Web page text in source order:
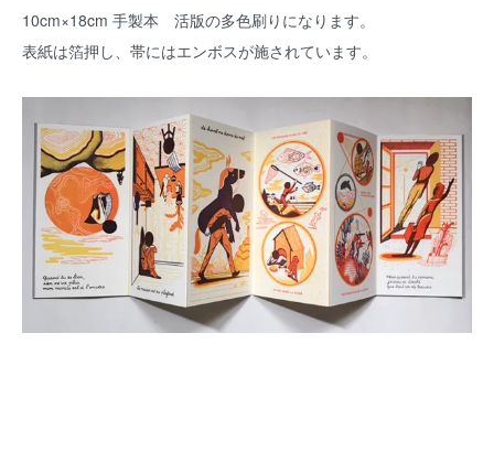
10cm×18cm 手製本 活版の多色刷りになります。
表紙は箔押し、帯にはエンボスが施されています。